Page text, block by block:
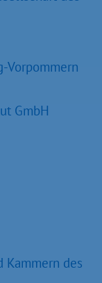
Vorpommern
GmbH
des